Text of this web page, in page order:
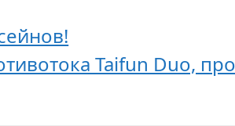
Taifun Duo,